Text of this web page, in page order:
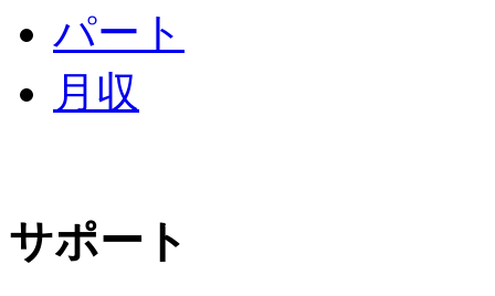
パート
月収
サポート